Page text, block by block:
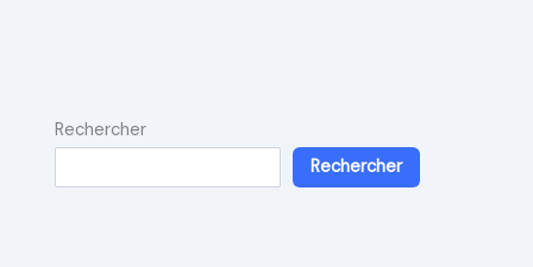
Rechercher
Rechercher